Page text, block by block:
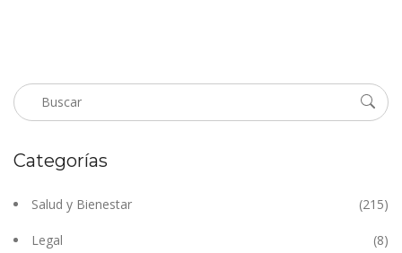
Categorías
Salud y Bienestar (215)
Legal (8)